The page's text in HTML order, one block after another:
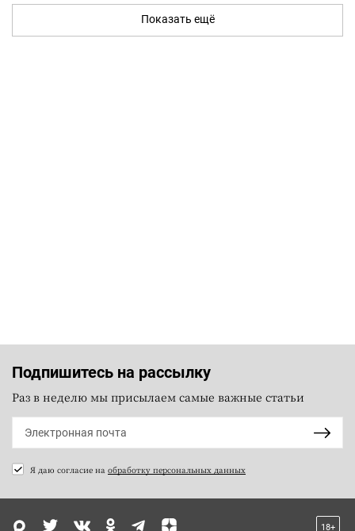
Показать ещё
Подпишитесь на рассылку
Раз в неделю мы присылаем самые важные статьи
Я даю согласие на обработку персональных данных
18+